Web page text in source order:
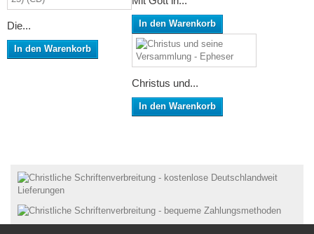
Die...
In den Warenkorb
In den Warenkorb
Christus und...
In den Warenkorb